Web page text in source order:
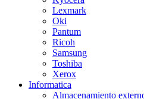
Lexmark
Oki
Pantum
Ricoh
Samsung
Toshiba
Xerox
Informatica
Almacenamiento